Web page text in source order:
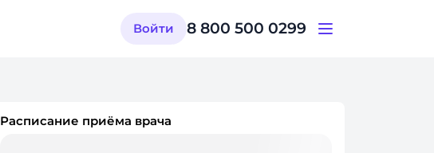
Войти 8 800 500 0299
Расписание приёма врача